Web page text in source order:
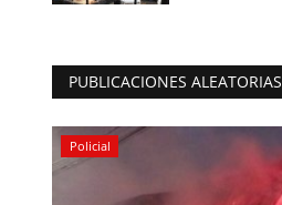
PUBLICACIONES ALEATORIAS
Policial